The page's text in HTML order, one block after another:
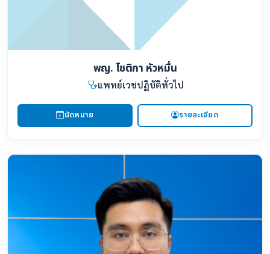
พญ. โชติกา หัวหมื่น
แพทย์เวชปฏิบัติทั่วไป
นัดหมาย รายละเอียด